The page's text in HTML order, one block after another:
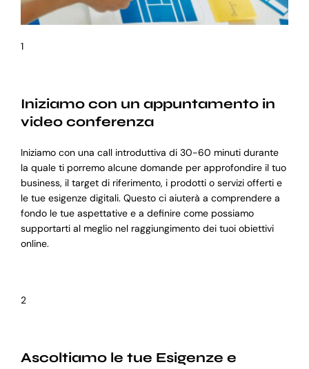
1
Iniziamo con un appuntamento in
video conferenza
Iniziamo con una call introduttiva di 30-60 minuti durante
la quale ti porremo alcune domande per approfondire il tuo
business, il target di riferimento, i prodotti o servizi offerti e
le tue esigenze digitali. Questo ci aiuterà a comprendere a
fondo le tue aspettative e a definire come possiamo
supportarti al meglio nel raggiungimento dei tuoi obiettivi
online.
2
Ascoltiamo le tue Esigenze e